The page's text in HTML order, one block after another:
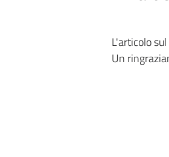
L'articolo
Un